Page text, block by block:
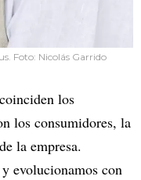
Foto: Nicolás Garrido
los
los consumidores, la
la empresa.
y evolucionamos con